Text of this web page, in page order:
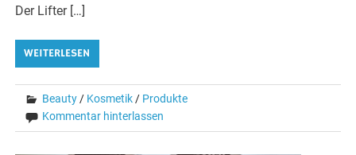
Der Lifter […]
WEITERLESEN
Beauty / Kosmetik / Produkte
Kommentar hinterlassen